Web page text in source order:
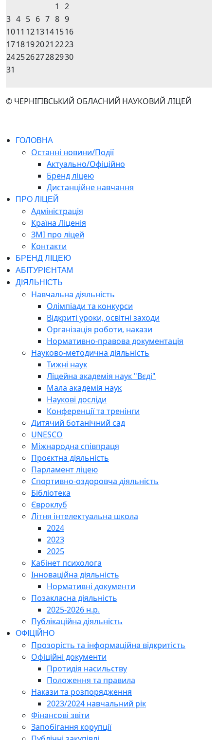
1
2
3 4 5 6 7 8 9
1011 1213141516
1718192021 2223
24252627282930
31
© ЧЕРНІГІВСЬКИЙ ОБЛАСНИЙ НАУКОВИЙ ЛІЦЕЙ
ГОЛОВНА
Останні новини/Події
Актуально/Офіційно
Бренд ліцею
Дистанційне навчання
ПРО ЛІЦЕЙ
Адміністрація
Країна Ліценія
ЗМІ про ліцей
Контакти
БРЕНД ЛІЦЕЮ
АБІТУРІЄНТАМ
ДІЯЛЬНІСТЬ
Навчальна діяльність
Олімпіади та конкурси
Відкриті уроки, освітні заходи
Організація роботи, накази
Нормативно-правова документація
Науково-методична діяльність
Тижні наук
Ліцейна академія наук "Вєді"
Мала академія наук
Наукові досліди
Конференції та тренінги
Дитячий ботанічний сад
UNESCO
Міжнародна співпраця
Проєктна діяльність
Парламент ліцею
Спортивно-оздоровча діяльність
Бібліотека
Євроклуб
Літня інтелектуальна школа
2024
2023
2025
Кабінет психолога
Інноваційна діяльність
Нормативні документи
Позакласна діяльність
2025-2026 н.р.
Публікаційна діяльність
ОФІЦІЙНО
Прозорість та інформаційна відкритість
Офіційні документи
Протидія насильству
Положення та правила
Накази та розпорядження
2023/2024 навчальний рік
Фінансові звіти
Запобігання корупції